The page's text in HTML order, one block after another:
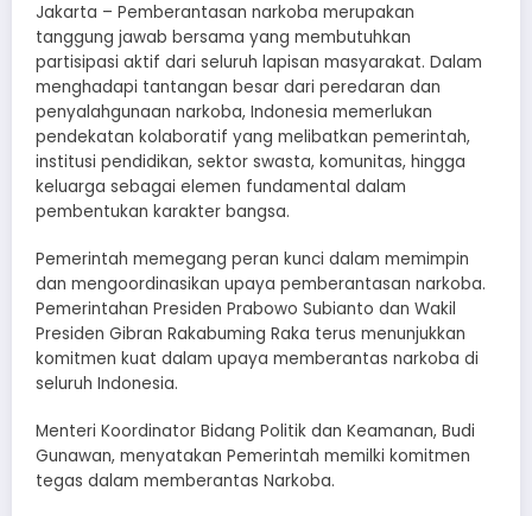
Jakarta – Pemberantasan narkoba merupakan
tanggung jawab bersama yang membutuhkan
partisipasi aktif dari seluruh lapisan masyarakat. Dalam
menghadapi tantangan besar dari peredaran dan
penyalahgunaan narkoba, Indonesia memerlukan
pendekatan kolaboratif yang melibatkan pemerintah,
institusi pendidikan, sektor swasta, komunitas, hingga
keluarga sebagai elemen fundamental dalam
pembentukan karakter bangsa.
Pemerintah memegang peran kunci dalam memimpin
dan mengoordinasikan upaya pemberantasan narkoba.
Pemerintahan Presiden Prabowo Subianto dan Wakil
Presiden Gibran Rakabuming Raka terus menunjukkan
komitmen kuat dalam upaya memberantas narkoba di
seluruh Indonesia.
Menteri Koordinator Bidang Politik dan Keamanan, Budi
Gunawan, menyatakan Pemerintah memilki komitmen
tegas dalam memberantas Narkoba.